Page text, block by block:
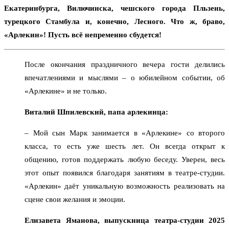
Екатеринбурга, Вилючинска, чешского города Пльзень,
турецкого Стамбула и, конечно, Лесного. Что ж, браво,
«Арлекин»! Пусть всё непременно сбудется!
После окончания праздничного вечера гости делились
впечатлениями и мыслями – о юбилейном событии, об
«Арлекине» и не только.
Виталий Шпилевский, папа арлекинца:
– Мой сын Марк занимается в «Арлекине» со второго
класса, то есть уже шесть лет. Он всегда открыт к
общению, готов поддержать любую беседу. Уверен, весь
этот опыт появился благодаря занятиям в театре-студии.
«Арлекин» даёт уникальную возможность реализовать на
сцене свои желания и эмоции.
Елизавета Яманова, выпускница театра-студии 2025